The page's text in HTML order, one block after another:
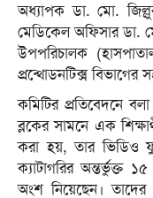
অধ্যাপক ডা. মো.
মেডিকেল অফিসার ডা.
উপপরিচালক
প্রন্থোডনটিক্স
কমিটির প্রতিবেদনে
ব্লকের সামনে এক
করা হয়, তার ভিডিও
ক্যাটাগরির অন্তর্ভুক্ত
অংশ নিয়েছেন। তাদের